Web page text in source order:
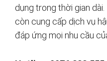
dụng trong thời gian
còn cung cấp dịch vụ
đáp ứng mọi nhu cầu